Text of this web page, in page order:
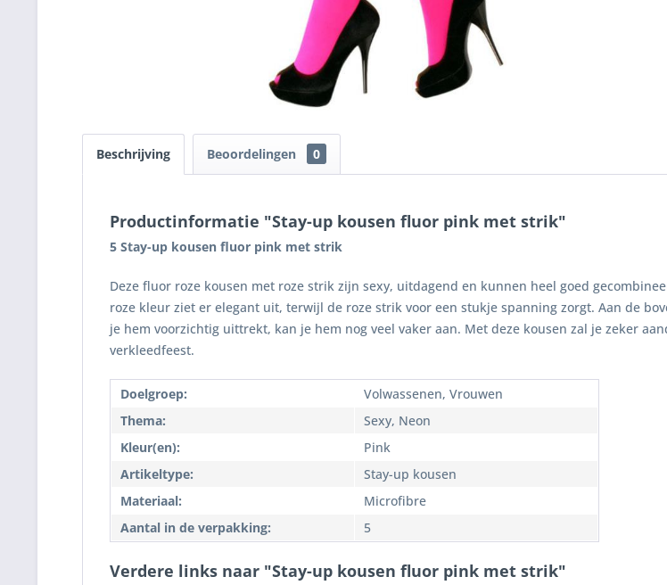
Beschrijving Beoordelingen 0
Productinformatie "Stay-up kousen fluor pink met strik"
5 Stay-up kousen fluor pink met strik
Deze fluor roze kousen met roze strik zijn sexy, uitdagend en kunnen heel goed
roze kleur ziet er elegant uit, terwijl de roze strik voor een stukje spanning zorgt. Aan de
je hem voorzichtig uittrekt, kan je hem nog veel vaker aan. Met deze kousen zal je zeker
verkleedfeest.
Doelgroep:
Volwassenen, Vrouwen
Thema:
Sexy, Neon
Kleur(en):
Pink
Artikeltype:
Stay-up kousen
Materiaal:
Microfibre
Aantal in de verpakking:
5
Verdere links naar "Stay-up kousen fluor pink met strik"